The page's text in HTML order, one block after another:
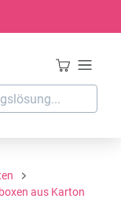
aus Karton